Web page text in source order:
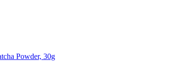
Powder, 30g